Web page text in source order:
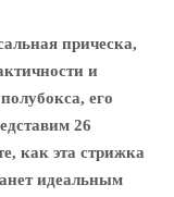
прическа,
и
его
26
как эта стрижка
идеальным